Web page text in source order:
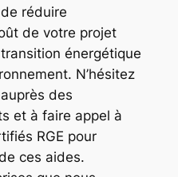
réduire
de votre projet
énergétique
N’hésitez
des
et à faire appel à
RGE pour
ces aides.